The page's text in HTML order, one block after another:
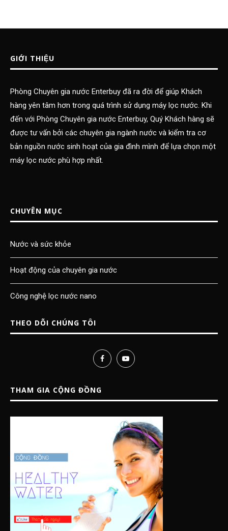
GIỚI THIỆU
Phòng Chuyên gia nước Enterbuy đã ra đời để giúp Khách
hàng yên tâm hơn trong quá trình sử dụng máy lọc nước. Khi
đến với Phòng Chuyên gia nước Enterbuy, Quý Khách hàng sẽ
được tư vấn bởi các chuyên gia ngành nước và kiểm tra cơ
bản nguồn nước sinh hoạt của gia đình mình để lựa chọn một
máy lọc nước phù hợp nhất.
CHUYÊN MỤC
Nước và sức khỏe
Hoạt động của chuyên gia nước
Công nghệ lọc nước nano
THEO DÕI CHÚNG TÔI
THAM GIA CỘNG ĐỒNG